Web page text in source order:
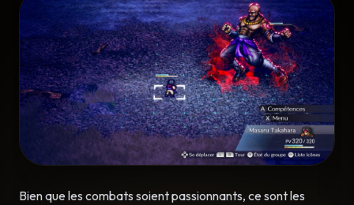
Bien que les combats soient passionnants, ce sont les